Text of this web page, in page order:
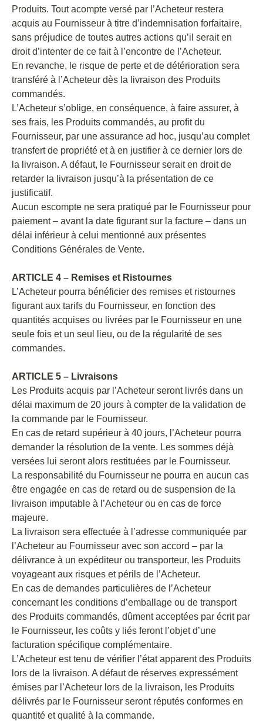
Produits. Tout acompte versé par l’Acheteur restera
acquis au Fournisseur à titre d’indemnisation forfaitaire,
sans préjudice de toutes autres actions qu’il serait en
droit d’intenter de ce fait à l’encontre de l’Acheteur.
En revanche, le risque de perte et de détérioration sera
transféré à l’Acheteur dès la livraison des Produits
commandés.
L’Acheteur s’oblige, en conséquence, à faire assurer, à
ses frais, les Produits commandés, au profit du
Fournisseur, par une assurance ad hoc, jusqu’au complet
transfert de propriété et à en justifier à ce dernier lors de
la livraison. A défaut, le Fournisseur serait en droit de
retarder la livraison jusqu’à la présentation de ce
justificatif.
Aucun escompte ne sera pratiqué par le Fournisseur pour
paiement – avant la date figurant sur la facture – dans un
délai inférieur à celui mentionné aux présentes
Conditions Générales de Vente.
ARTICLE 4 – Remises et Ristournes
L’Acheteur pourra bénéficier des remises et ristournes
figurant aux tarifs du Fournisseur, en fonction des
quantités acquises ou livrées par le Fournisseur en une
seule fois et un seul lieu, ou de la régularité de ses
commandes.
ARTICLE 5 – Livraisons
Les Produits acquis par l’Acheteur seront livrés dans un
délai maximum de 20 jours à compter de la validation de
la commande par le Fournisseur.
En cas de retard supérieur à 40 jours, l’Acheteur pourra
demander la résolution de la vente. Les sommes déjà
versées lui seront alors restituées par le Fournisseur.
La responsabilité du Fournisseur ne pourra en aucun cas
être engagée en cas de retard ou de suspension de la
livraison imputable à l’Acheteur ou en cas de force
majeure.
La livraison sera effectuée à l’adresse communiquée par
l’Acheteur au Fournisseur avec son accord – par la
délivrance à un expéditeur ou transporteur, les Produits
voyageant aux risques et périls de l’Acheteur.
En cas de demandes particulières de l’Acheteur
concernant les conditions d’emballage ou de transport
des Produits commandés, dûment acceptées par écrit par
le Fournisseur, les coûts y liés feront l’objet d’une
facturation spécifique complémentaire.
L’Acheteur est tenu de vérifier l’état apparent des Produits
lors de la livraison. A défaut de réserves expressément
émises par l’Acheteur lors de la livraison, les Produits
délivrés par le Fournisseur seront réputés conformes en
quantité et qualité à la commande.